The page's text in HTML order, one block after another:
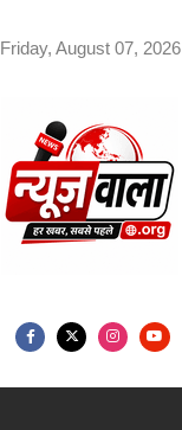
Friday, August 07, 2026